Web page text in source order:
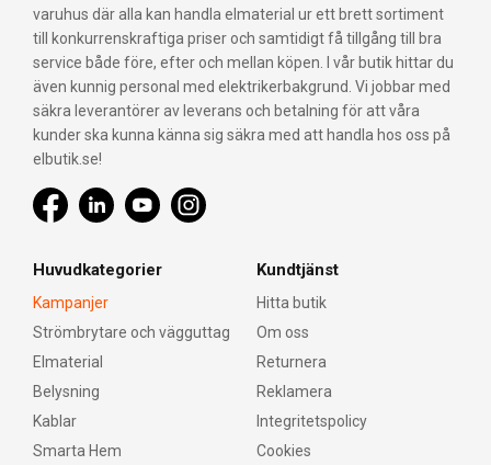
varuhus där alla kan handla elmaterial ur ett brett sortiment
till konkurrenskraftiga priser och samtidigt få tillgång till bra
service både före, efter och mellan köpen. I vår butik hittar du
även kunnig personal med elektrikerbakgrund. Vi jobbar med
säkra leverantörer av leverans och betalning för att våra
kunder ska kunna känna sig säkra med att handla hos oss på
elbutik.se!
Huvudkategorier
Kampanjer
Strömbrytare och vägguttag
Elmaterial
Belysning
Kablar
Smarta Hem
Kundtjänst
Hitta butik
Om oss
Returnera
Reklamera
Integritetspolicy
Cookies